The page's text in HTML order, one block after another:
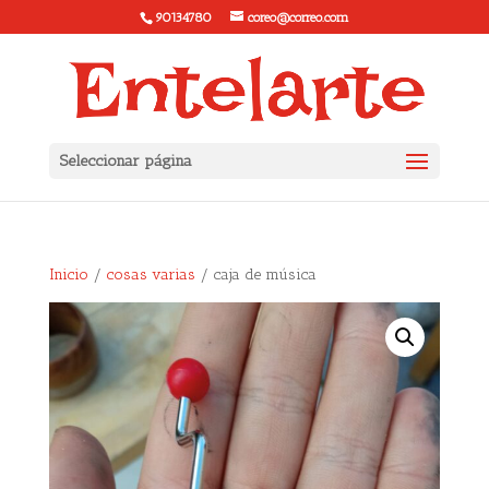
90134780 coreo@correo.com
Seleccionar página
Inicio / cosas varias / caja de música